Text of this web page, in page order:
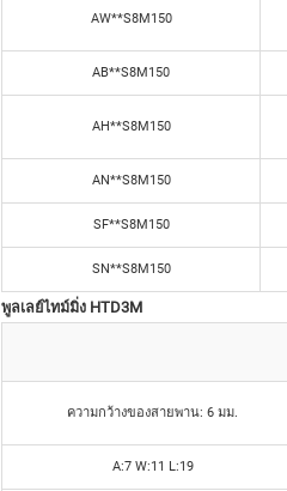
AW**S8M150
AB**S8M150
AH**S8M150
AN**S8M150
SF**S8M150
SN**S8M150
พูลเลย์ไทม์มิ่ง HTD3M
ความกว้างของสายพาน: 6 มม.
A:7 W:11 L:19